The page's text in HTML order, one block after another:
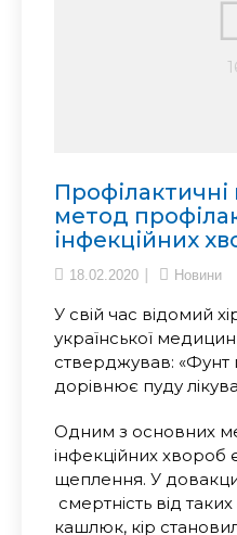
метод
інфекційних
18.02.2020 Новини
У свій час відомий
української
стверджував: «Фунт
дорівнює пуду
Одним з основних
інфекційних хвороб
щеплен­ня. У
смертність від
кашлюк, кір